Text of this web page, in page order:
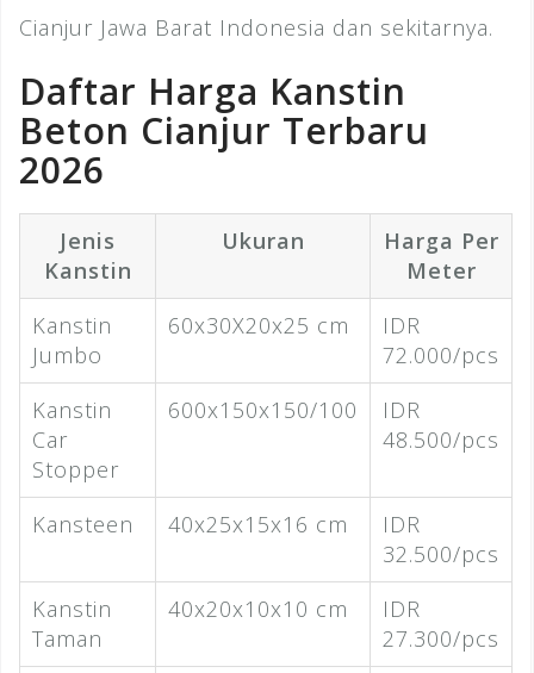
Cianjur Jawa Barat Indonesia dan sekitarnya.
Daftar Harga Kanstin
Beton Cianjur Terbaru
2026
Jenis
Kanstin
Ukuran
Harga Per
Meter
Kanstin
Jumbo
60x30X20x25 cm
IDR
72.000/pcs
Kanstin
Car
Stopper
600x150x150/100
IDR
48.500/pcs
Kansteen 40x25x15x16 cm
IDR
32.500/pcs
Kanstin
Taman
40x20x10x10 cm
IDR
27.300/pcs